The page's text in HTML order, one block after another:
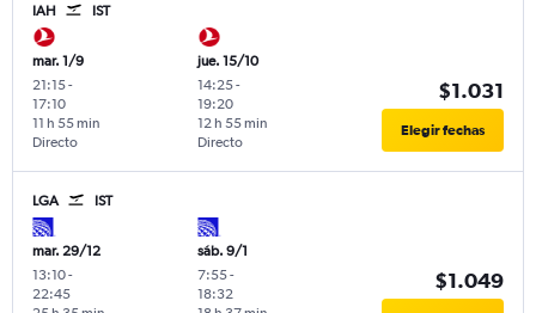
IAH IST
mar. 1/9
21:15-
17:10
Directo
11 h 55 min
jue. 15/10
14:25-
19:20
Directo
12 h 55 min
$1.031
Elegir fechas
LGA IST
mar. 29/12
13:10-
22:45
sáb. 9/1
7:55-
18:32
$1.049